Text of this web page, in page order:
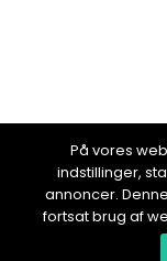
På vores
indstillinger,
annoncer.
fortsat brug af